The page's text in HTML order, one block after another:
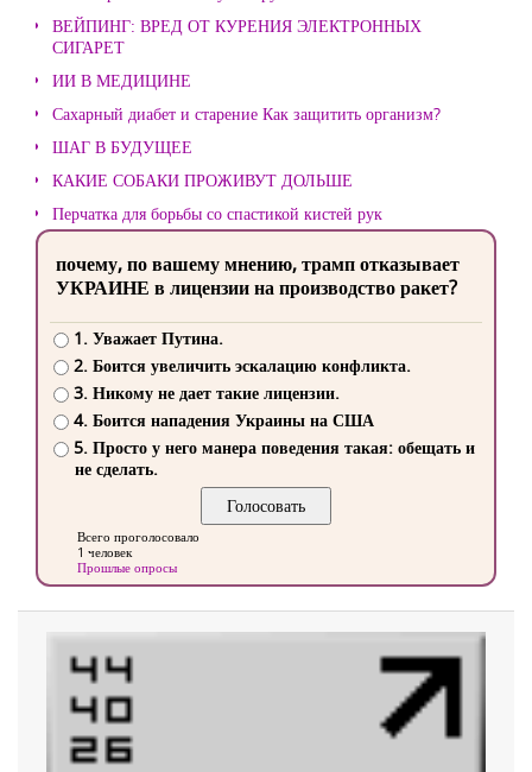
ВЕЙПИНГ: ВРЕД ОТ КУРЕНИЯ ЭЛЕКТРОННЫХ
СИГАРЕТ
ИИ В МЕДИЦИНЕ
Сахарный диабет и старение Как защитить организм?
ШАГ В БУДУЩЕЕ
КАКИЕ СОБАКИ ПРОЖИВУТ ДОЛЬШЕ
Перчатка для борьбы со спастикой кистей рук
почему, по вашему мнению, трамп отказывает
УКРАИНЕ в лицензии на производство ракет?
1. Уважает Путина.
2. Боится увеличить эскалацию конфликта.
3. Никому не дает такие лицензии.
4. Боится нападения Украины на США
5. Просто у него манера поведения такая: обещать и
не сделать.
Всего проголосовало
1 человек
Прошлые опросы